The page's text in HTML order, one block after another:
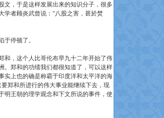
文，于是这样发展出来的知识分子，很多
学者顾炎武曾说：“八股之害，甚於焚
停顿了。
和，这个人比哥伦布早九十二年开始了伟
。郑和的功绩我们都很知道了，可以这样
实上也的确是称霸于印度洋和太平洋的海
郑和所进行的伟大事业能继续下去，现
明王朝的理学观念和下文所说的事件，使